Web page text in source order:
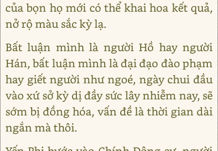
của bọn họ mới có thể khai hoa kết quả,
nở rộ màu sắc kỳ lạ.
Bất luận mình là người Hồ hay người
Hán, bất luận mình là đại đạo đào phạm
hay giết người như ngoé, ngày chui đầu
vào xứ sở kỳ dị đầy sức lây nhiễm nay, sẽ
sớm bị đồng hóa, vấn đề là thời gian dài
ngắn mà thôi.